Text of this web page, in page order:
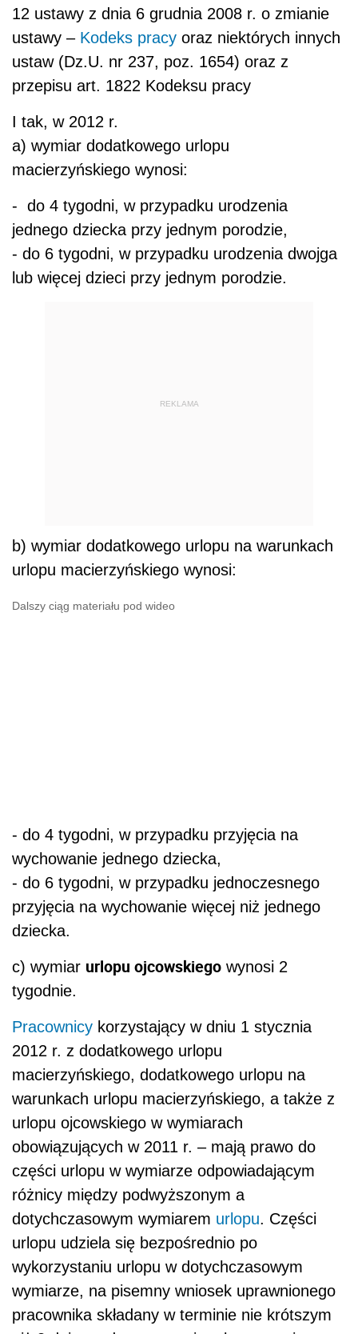
12 ustawy z dnia 6 grudnia 2008 r. o zmianie
ustawy – Kodeks pracy oraz niektórych innych
ustaw (Dz.U. nr 237, poz. 1654) oraz z
przepisu art. 1822 Kodeksu pracy
I tak, w 2012 r.
a) wymiar dodatkowego urlopu
macierzyńskiego wynosi:
- do 4 tygodni, w przypadku urodzenia
jednego dziecka przy jednym porodzie,
- do 6 tygodni, w przypadku urodzenia dwojga
lub więcej dzieci przy jednym porodzie.
REKLAMA
b) wymiar dodatkowego urlopu na warunkach
urlopu macierzyńskiego wynosi:
Dalszy ciąg materiału pod wideo
- do 4 tygodni, w przypadku przyjęcia na
wychowanie jednego dziecka,
- do 6 tygodni, w przypadku jednoczesnego
przyjęcia na wychowanie więcej niż jednego
dziecka.
c) wymiar urlopu ojcowskiego wynosi 2
tygodnie.
Pracownicy korzystający w dniu 1 stycznia
2012 r. z dodatkowego urlopu
macierzyńskiego, dodatkowego urlopu na
warunkach urlopu macierzyńskiego, a także z
urlopu ojcowskiego w wymiarach
obowiązujących w 2011 r. – mają prawo do
części urlopu w wymiarze odpowiadającym
różnicy między podwyższonym a
dotychczasowym wymiarem urlopu. Części
urlopu udziela się bezpośrednio po
wykorzystaniu urlopu w dotychczasowym
wymiarze, na pisemny wniosek uprawnionego
pracownika składany w terminie nie krótszym